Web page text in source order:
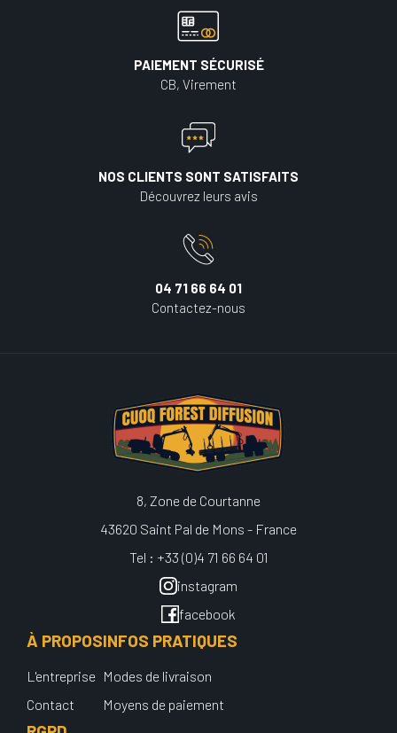
PAIEMENT SÉCURISÉ
CB, Virement
NOS CLIENTS SONT SATISFAITS
Découvrez leurs avis
04 71 66 64 01
Contactez-nous
8, Zone de Courtanne
43620 Saint Pal de Mons - France
Tel : +33 (0)4 71 66 64 01
instagram
facebook
À PROPOS
L'entreprise
Contact
INFOS PRATIQUES
Modes de livraison
Moyens de paiement